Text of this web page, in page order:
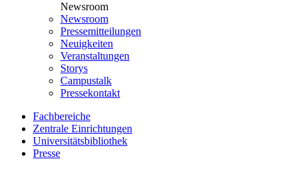
Newsroom
Newsroom
Pressemitteilungen
Neuigkeiten
Veranstaltungen
Storys
Campustalk
Pressekontakt
Fachbereiche
Zentrale Einrichtungen
Universitätsbibliothek
Presse